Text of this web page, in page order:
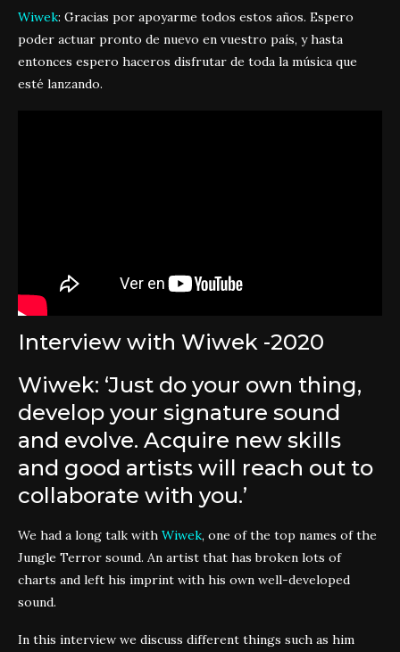
Wiwek: Gracias por apoyarme todos estos años. Espero
poder actuar pronto de nuevo en vuestro país, y hasta
entonces espero haceros disfrutar de toda la música que
esté lanzando.
Interview with Wiwek -2020
Wiwek: ‘Just do your own thing,
develop your signature sound
and evolve. Acquire new skills
and good artists will reach out to
collaborate with you.’
We had a long talk with Wiwek, one of the top names of the
Jungle Terror sound. An artist that has broken lots of
charts and left his imprint with his own well-developed
sound.
In this interview we discuss different things such as him